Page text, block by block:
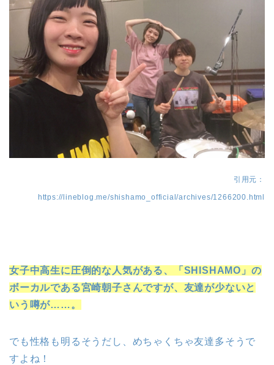
引用元：
https://lineblog.me/shishamo_official/archives/1266200.html
女子中高生に圧倒的な人気がある、「SHISHAMO」の
ボーカルである宮崎朝子さんですが、友達が少ないと
いう噂が……。
でも性格も明るそうだし、めちゃくちゃ友達多そうで
すよね！